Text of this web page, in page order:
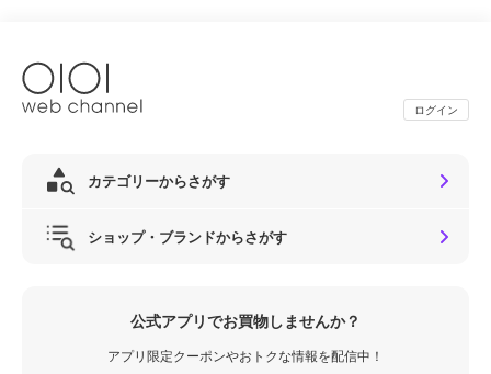
ログイン
カテゴリーからさがす
ショップ・ブランドからさがす
公式アプリでお買物しませんか？
アプリ限定クーポンやおトクな情報を配信中！